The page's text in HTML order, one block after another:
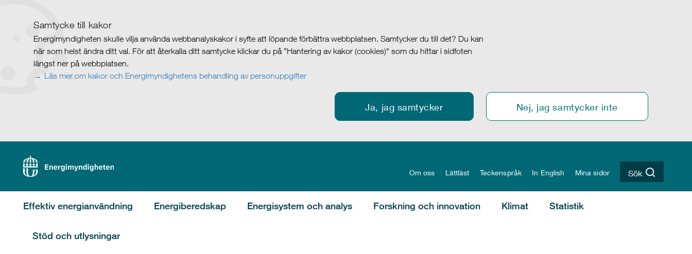
Samtycke till kakor
Energimyndigheten skulle vilja använda webbanalyskakor i syfte att löpande förbättra webbplatsen. Samtycker du till det? Du kan
när som helst ändra ditt val. För att återkalla ditt samtycke klickar du på ”Hantering av kakor (cookies)" som du hittar i sidfoten
längst ner på webbplatsen.
Läs mer om kakor och Energimyndighetens behandling av personuppgifter
Ja, jag samtycker Nej, jag samtycker inte
Om oss Lättläst Teckenspråk In English Mina sidor Sök
Effektiv energianvändning Energiberedskap Energisystem och analys Forskning och innovation Klimat Statistik
Stöd och utlysningar